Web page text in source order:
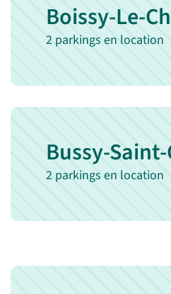
Boissy-Le-
2 parkings en location
Bussy-
2 parkings en location